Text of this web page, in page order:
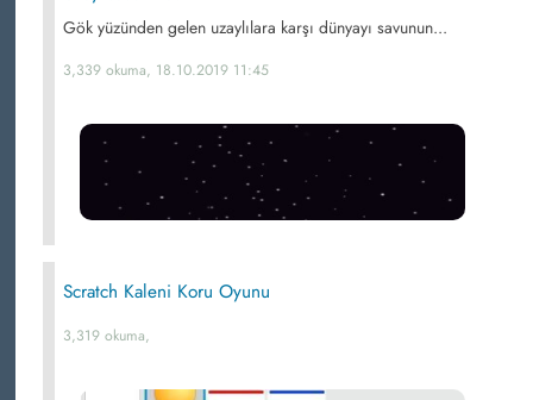
Gök yüzünden gelen uzaylılara karşı dünyayı savunun...
3,339 okuma, 18.10.2019 11:45
Scratch Kaleni Koru Oyunu
3,319 okuma,